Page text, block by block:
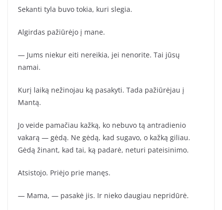
Sekanti tyla buvo tokia, kuri slegia.
Algirdas pažiūrėjo į mane.
— Jums niekur eiti nereikia, jei nenorite. Tai jūsų
namai.
Kurį laiką nežinojau ką pasakyti. Tada pažiūrėjau į
Mantą.
Jo veide pamačiau kažką, ko nebuvo tą antradienio
vakarą — gėdą. Ne gėdą, kad sugavo, o kažką giliau.
Gėdą žinant, kad tai, ką padarė, neturi pateisinimo.
Atsistojo. Priėjo prie manęs.
— Mama, — pasakė jis. Ir nieko daugiau nepridūrė.